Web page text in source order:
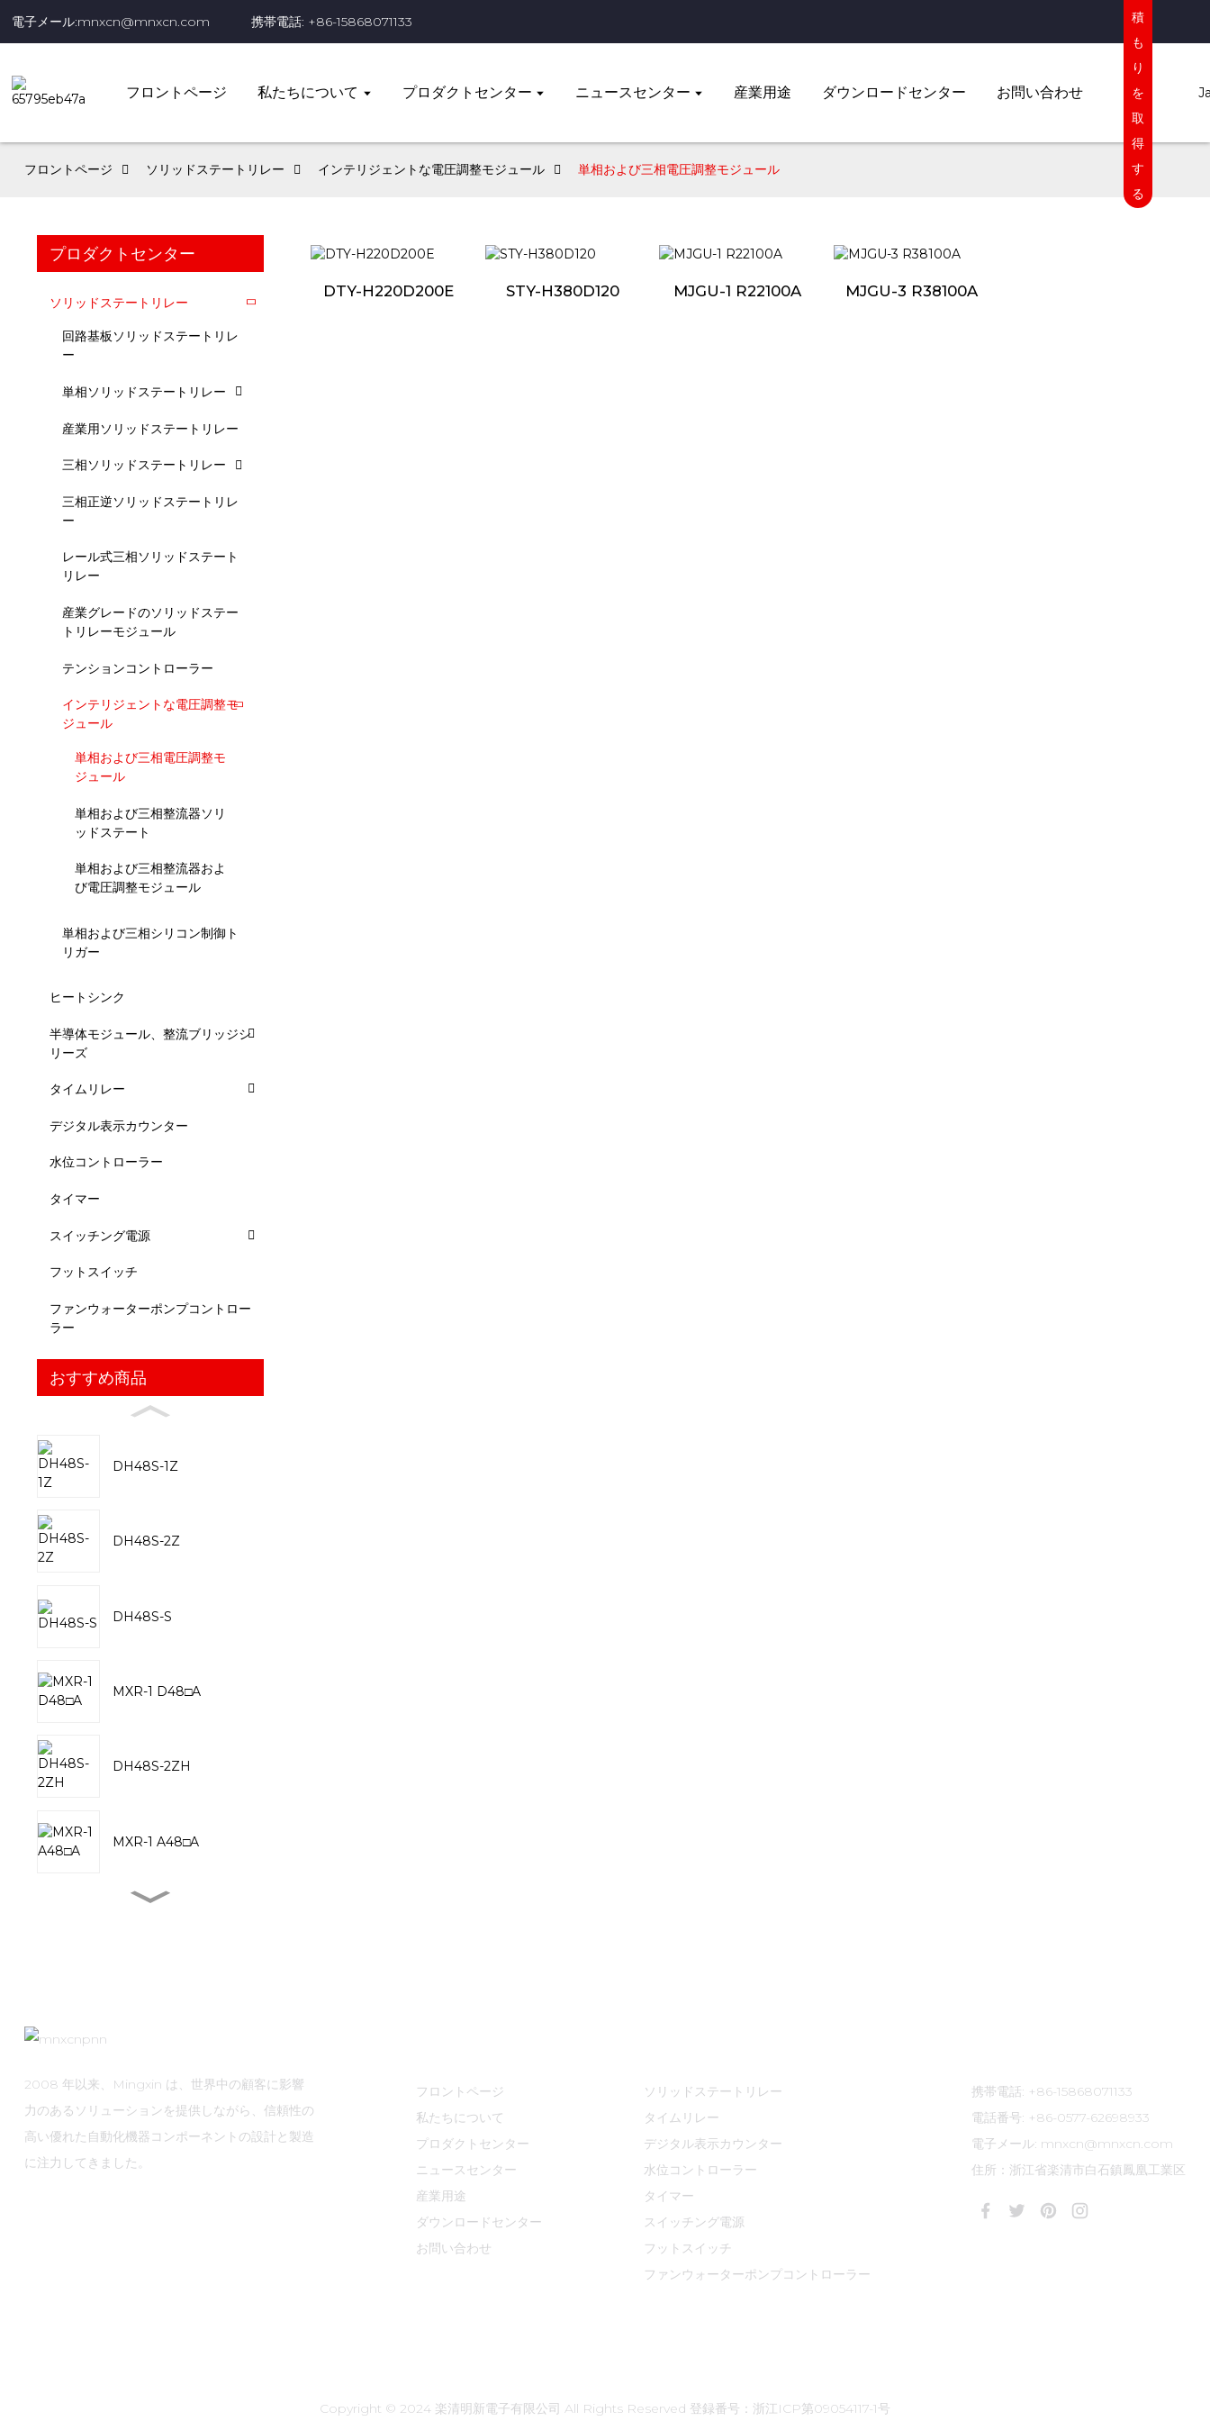
電子メール:mnxcn@mnxcn.com 携帯電話: +86-15868071133
フロントページ 私たちについて プロダクトセンター ニュースセンター 産業用途 ダウンロードセンター お問い合わせ
積
も
り
を
取
得
す
る
フロントページ ソリッドステートリレー インテリジェントな電圧調整モジュール 単相および三相電圧調整モジュール
プロダクトセンター
ソリッドステートリレー
回路基板ソリッドステートリレ
ー
単相ソリッドステートリレー
産業用ソリッドステートリレー
三相ソリッドステートリレー
三相正逆ソリッドステートリレ
ー
レール式三相ソリッドステート
リレー
産業グレードのソリッドステー
トリレーモジュール
テンションコントローラー
インテリジェントな電圧調整モ
ジュール
単相および三相電圧調整モ
ジュール
単相および三相整流器ソリ
ッドステート
単相および三相整流器およ
び電圧調整モジュール
単相および三相シリコン制御ト
リガー
ヒートシンク
半導体モジュール、整流ブリッジシ
リーズ
タイムリレー
デジタル表示カウンター
水位コントローラー
タイマー
スイッチング電源
フットスイッチ
ファンウォーターポンプコントロー
ラー
おすすめ商品
DH48S-1Z
DH48S-2Z
DH48S-S
MXR-1 D48□A
DH48S-2ZH
MXR-1 A48□A
MXR-1 D22□D
DTY-H220D200E STY-H380D120 MJGU-1 R22100A MJGU-3 R38100A
2008 年以来、Mingxin は、世界中の顧客に影響
力のあるソリューションを提供しながら、信頼性の
高い優れた自動化機器コンポーネントの設計と製造
に注力してきました。
フロントページ
私たちについて
プロダクトセンター
ニュースセンター
産業用途
ダウンロードセンター
お問い合わせ
ソリッドステートリレー
タイムリレー
デジタル表示カウンター
水位コントローラー
タイマー
スイッチング電源
フットスイッチ
ファンウォーターポンプコントローラー
携帯電話: +86-15868071133
電話番号: +86-0577-62698933
電子メール: mnxcn@mnxcn.com
住所：浙江省楽清市白石鎮鳳凰工業区
Copyright © 2024 楽清明新電子有限公司 All Rights Reserved 登録番号：浙江ICP第09054117-1号